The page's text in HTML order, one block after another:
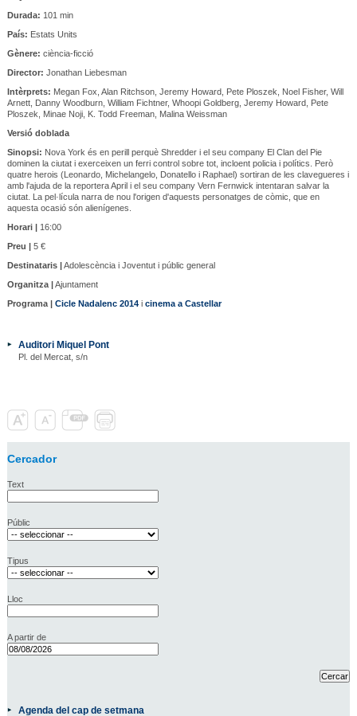
Durada: 101 min
País: Estats Units
Gènere: ciència-ficció
Director: Jonathan Liebesman
Intèrprets: Megan Fox, Alan Ritchson, Jeremy Howard, Pete Ploszek, Noel Fisher, Will
Arnett, Danny Woodburn, William Fichtner, Whoopi Goldberg, Jeremy Howard, Pete
Ploszek, Minae Noji, K. Todd Freeman, Malina Weissman
Versió doblada
Sinopsi: Nova York és en perill perquè Shredder i el seu company El Clan del Pie
dominen la ciutat i exerceixen un ferri control sobre tot, incloent policia i polítics. Però
quatre herois (Leonardo, Michelangelo, Donatello i Raphael) sortiran de les clavegueres i
amb l'ajuda de la reportera April i el seu company Vern Fernwick intentaran salvar la
ciutat. La pel·lícula narra de nou l'origen d'aquests personatges de còmic, que en
aquesta ocasió són alienígenes.
Horari |16:00
Preu |5 €
Destinataris |Adolescència i Joventut i públic general
Organitza |Ajuntament
Programa | Cicle Nadalenc 2014i cinema a Castellar
Auditori Miquel Pont
Pl. del Mercat, s/n
Cercador
Text
Públic
Tipus
Lloc
A partir de
Agenda del cap de setmana